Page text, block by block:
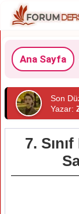
Ana Sayfa
Son
Yazar:
7.